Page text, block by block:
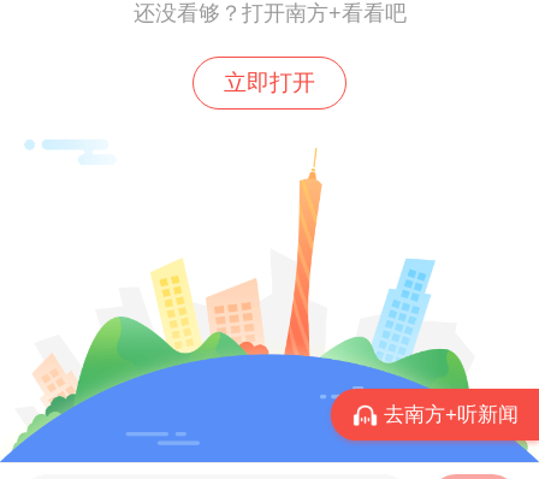
现场，美团与建设街道建设中马路社区、越
秀区“小个专”党委三方共同签订了“友好社
区”合作协议，以党建引领共同打造骑手友好
社区，解决骑手配送末端问题，进一步方便
还没看够？打开南方+看看吧
立即打开
去南方+听新闻